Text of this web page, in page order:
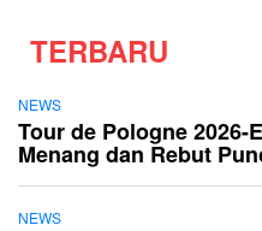
TERBARU
NEWS
Tour de Pologne 2026-
Menang dan Rebut
NEWS